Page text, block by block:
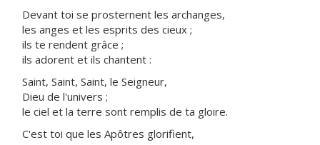
Devant toi se prosternent les archanges,
les anges et les esprits des cieux ;
ils te rendent grâce ;
ils adorent et ils chantent :
Saint, Saint, Saint, le Seigneur,
Dieu de l'univers ;
le ciel et la terre sont remplis de ta gloire.
C'est toi que les Apôtres glorifient,